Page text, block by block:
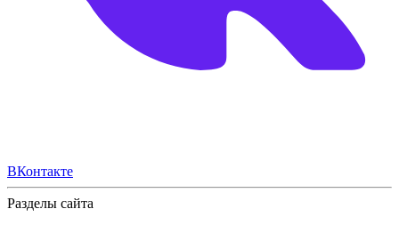
ВКонтакте
Разделы сайта